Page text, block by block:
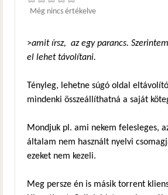
Még nincs értékelve
>amit írsz, az egy parancs.
el lehet távolítani.
Tényleg, lehetne súgó oldal
mindenki összeállíthatná a saját
Mondjuk pl. ami nekem felesleges,
általam nem használt nyelvi
ezeket nem kezeli.
Meg persze én is másik torrent